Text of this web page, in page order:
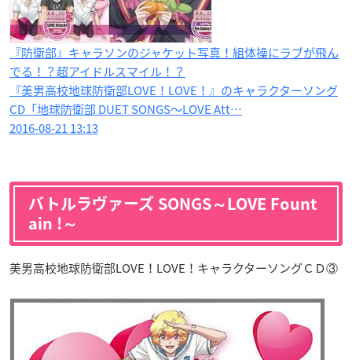
『防衛部』キャラソンのジャケット写真！組体操にラブが飛ん
でる！？超アイドルスマイル！？
『美男高校地球防衛部LOVE！LOVE！』のキャラクターソング
CD「地球防衛部 DUET SONGS～LOVE Att…
2016-08-21 13:13
バトルラヴァーズ SONGS～LOVE Fount
ain !～
美男高校地球防衛部LOVE！LOVE！キャラクターソングＣＤ③